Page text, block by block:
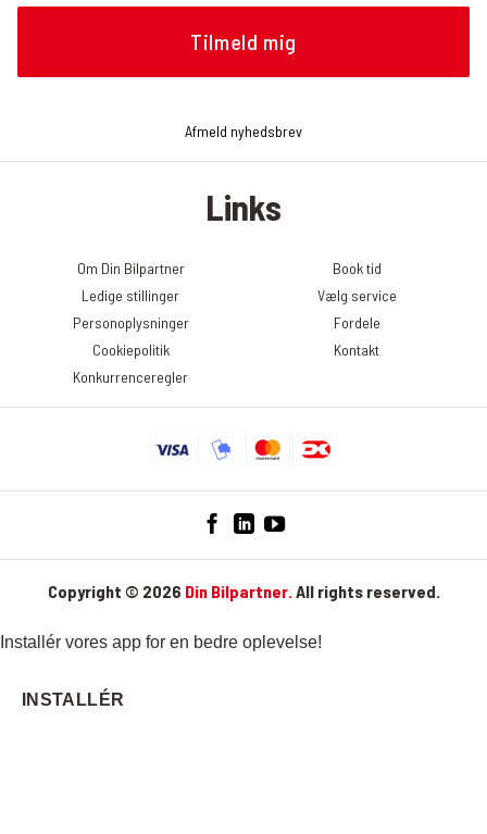
og tidspunkt), og hvilke links der klikkes på, om det gøres fra en
mobilenhed eller en browser, og operativsystem. Vi modtager
analysere, hvilke artikler nyhedslæserne klikker sig videre til.
Oplysningerne bruges bl.a. til at tilrettelægge fremtidige
præsenteres i nyhedsbrevet. Du kan til enhver tid trække dit
klikke på linket ”Afmeld nyhedsbrev” nederst i det seneste
nyhedsbrev. Du kan læse mere om, hvordan DinBilpartner
behandler dine personoplysninger her:
Afmeld nyhedsbrev
Links
Om Din Bilpartner
Book tid
Ledige stillinger
Vælg service
Personoplysninger
Fordele
Cookiepolitik
Kontakt
Konkurrenceregler
Copyright © 2026 Din Bilpartner. All rights reserved.
Installér vores app for en bedre oplevelse!
INSTALLÉR